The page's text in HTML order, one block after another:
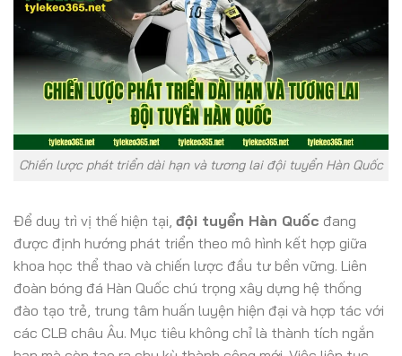
Chiến lược phát triển dài hạn và tương lai đội tuyển Hàn Quốc
Để duy trì vị thế hiện tại, đội tuyển Hàn Quốc đang
được định hướng phát triển theo mô hình kết hợp giữa
khoa học thể thao và chiến lược đầu tư bền vững. Liên
đoàn bóng đá Hàn Quốc chú trọng xây dựng hệ thống
đào tạo trẻ, trung tâm huấn luyện hiện đại và hợp tác với
các CLB châu Âu. Mục tiêu không chỉ là thành tích ngắn